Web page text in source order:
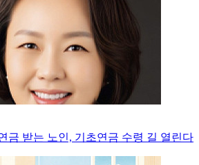
금 받는 노인, 기초연금 수령 길 열린다